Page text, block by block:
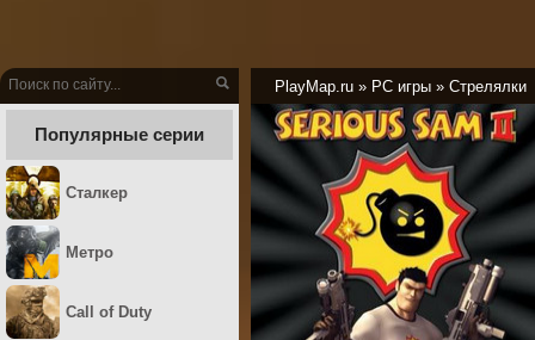
PlayMap.ru » PC игры » Стрелялки
Популярные серии
Сталкер
Метро
Call of Duty